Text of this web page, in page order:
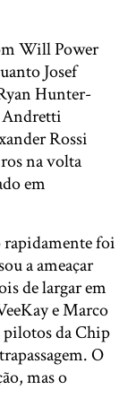
Will Power
Josef
Hunter-
Andretti
Rossi
na volta
em
rapidamente foi
a ameaçar
de largar em
e Marco
da Chip
O
mas o